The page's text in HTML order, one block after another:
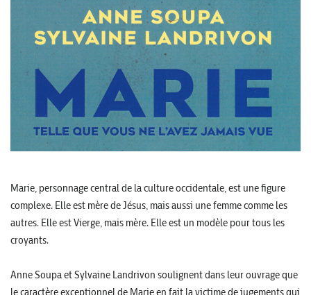
Marie, personnage central de la culture occidentale, est une figure
complexe. Elle est mère de Jésus, mais aussi une femme comme les
autres. Elle est Vierge, mais mère. Elle est un modèle pour tous les
croyants.
Anne Soupa et Sylvaine Landrivon soulignent dans leur ouvrage que
le caractère exceptionnel de Marie en fait la victime de jugements qui